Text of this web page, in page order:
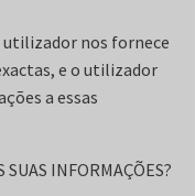
utilizador nos fornece
e o utilizador
a essas
SUAS INFORMAÇÕES?